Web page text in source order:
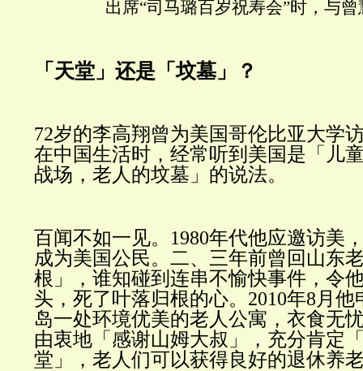
出席“司马璐百岁祝寿会”时，与
「天堂」还是「坟墓」？
72岁的李高翔曾为美国哥伦比亚大学
在中国生活时，经常听到美国是「儿
战场，老人的坟墓」的说法。
百闻不如一见。 1980年代他应邀访美
成为美国公民。二、三年前曾回山东
根」，谁知碰到连串不愉快事件，令
头，死了叶落归根的心。 2010年8 月他
岛一处环境优美的老人公寓，衣食无
由衷地「感谢山姆大叔」，充分肯定
堂」，老人们可以获得良好的退休养